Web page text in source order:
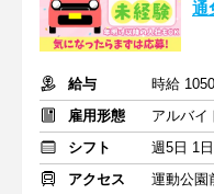
通
給与
時給
雇用形態
アルバイ
シフト
週5日 1
アクセス
運動公園